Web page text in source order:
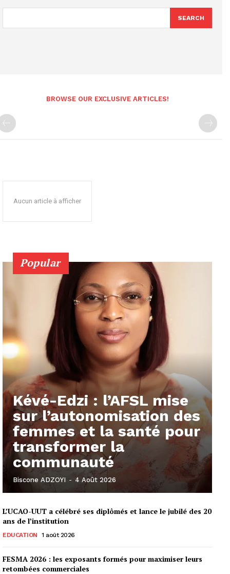
SEARCH
BROWSE OUR EXCLUSIVE ARTICLES!
Aucun article à afficher
Popular
Kévé-Edzi : l’AFSL mise
sur l’autonomisation des
femmes et la santé pour
transformer la
communauté
Biscone ADZOYI - 4 Août 2026
L’UCAO-UUT a célébré ses diplômés et lance le jubilé des 20
ans de l’institution
EDUCATION 1 août 2026
FESMA 2026 : les exposants formés pour maximiser leurs
retombées commerciales